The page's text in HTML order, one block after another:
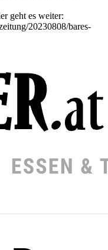
geht es weiter:
20230808/bares-